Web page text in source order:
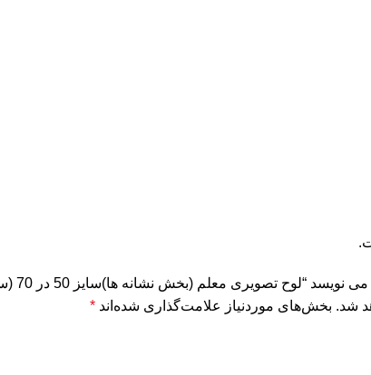
“لوح تصويری معلم (بخش نشانه ها)سایز 50 در 70 (سیمی )”
شد. بخش‌های موردنیاز علامت‌گذاری شده‌اند *